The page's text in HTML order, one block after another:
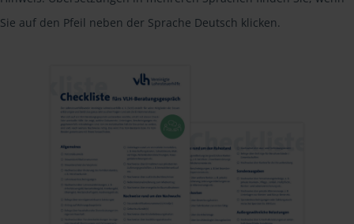
Sie auf den Pfeil neben der Sprache Deutsch klicken.